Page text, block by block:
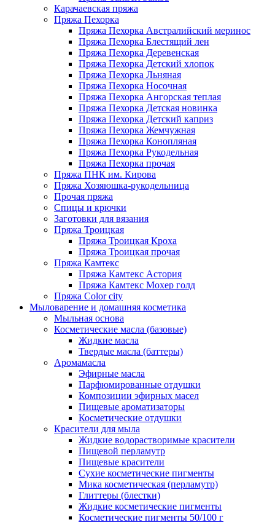
Карачаевская пряжа
Пряжа Пехорка
Пряжа Пехорка Австралийский меринос
Пряжа Пехорка Блестящий лен
Пряжа Пехорка Деревенская
Пряжа Пехорка Детский хлопок
Пряжа Пехорка Льняная
Пряжа Пехорка Носочная
Пряжа Пехорка Ангорская теплая
Пряжа Пехорка Детская новинка
Пряжа Пехорка Детский каприз
Пряжа Пехорка Жемчужная
Пряжа Пехорка Конопляная
Пряжа Пехорка Рукодельная
Пряжа Пехорка прочая
Пряжа ПНК им. Кирова
Пряжа Хозяюшка-рукодельница
Прочая пряжа
Спицы и крючки
Заготовки для вязания
Пряжа Троицкая
Пряжа Троицкая Кроха
Пряжа Троицкая прочая
Пряжа Камтекс
Пряжа Камтекс Астория
Пряжа Камтекс Мохер голд
Пряжа Color city
Мыловарение и домашняя косметика
Мыльная основа
Косметические масла (базовые)
Жидкие масла
Твердые масла (баттеры)
Аромамасла
Эфирные масла
Парфюмированные отдушки
Композиции эфирных масел
Пищевые ароматизаторы
Косметические отдушки
Красители для мыла
Жидкие водорастворимые красители
Пищевой перламутр
Пищевые красители
Сухие косметические пигменты
Мика косметическая (перламутр)
Глиттеры (блестки)
Жидкие косметические пигменты
Косметические пигменты 50/100 г